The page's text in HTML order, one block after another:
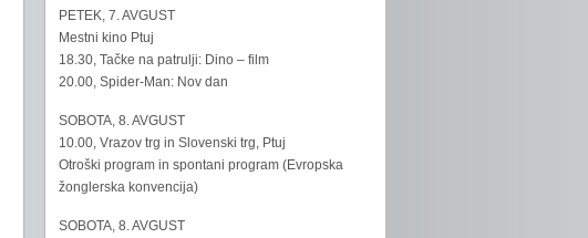
PETEK, 7. AVGUST
Mestni kino Ptuj
18.30, Tačke na patrulji: Dino – film
20.00, Spider-Man: Nov dan
SOBOTA, 8. AVGUST
10.00, Vrazov trg in Slovenski trg, Ptuj
Otroški program in spontani program (Evropska
žonglerska konvencija)
SOBOTA, 8. AVGUST